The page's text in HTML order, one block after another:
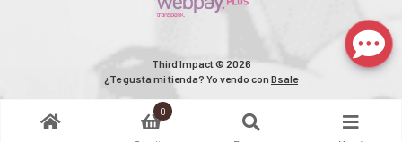
Third Impact © 2026
¿Te gusta mi tienda? Yo vendo con Bsale
0